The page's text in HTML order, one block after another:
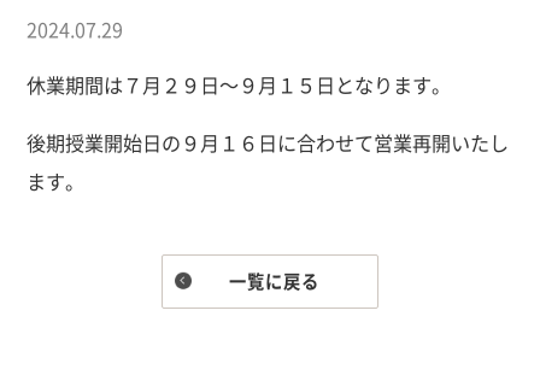
2024.07.29
休業期間は７月２９日～９月１５日となります。
後期授業開始日の９月１６日に合わせて営業再開いたし
ます。
一覧に戻る